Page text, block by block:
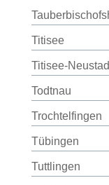
Titisee
Titisee-
Todtnau
Trochtelfingen
Tübingen
Tuttlingen